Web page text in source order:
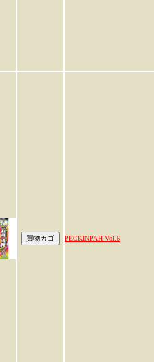
PECKINPAH Vol.6